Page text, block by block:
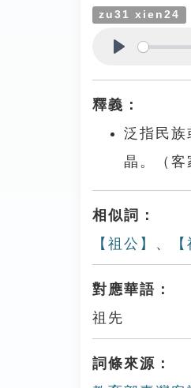
zu31 xien24
釋義：
泛指民族
晶。（客
相似詞：
【祖公】 、
對應華語：
祖先
詞條來源：